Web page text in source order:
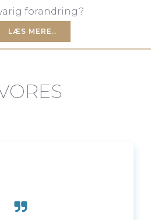
forandring?
LÆS MERE..